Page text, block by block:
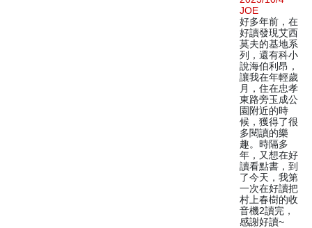
JOE
好多年前，在
好讀發現艾西
莫夫的基地系
列，還有科小
說海伯利昂，
讓我在年輕歲
月，住在忠孝
東路旁玉成公
園附近的時
候，獲得了很
多閱讀的樂
趣。時隔多
年，又想在好
讀看點書，到
了今天，我第
一次在好讀把
村上春樹的收
音機2讀完，
感謝好讀~